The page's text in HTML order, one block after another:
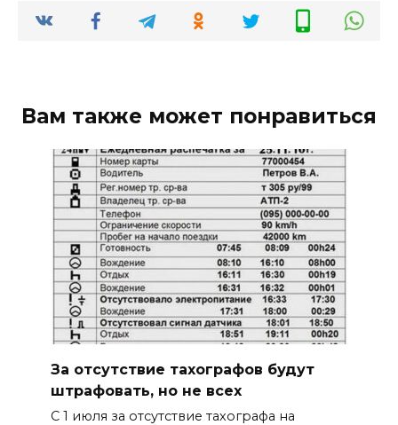
Вам также может понравиться
За отсутствие тахографов будут
штрафовать, но не всех
С 1 июля за отсутствие тахографа на